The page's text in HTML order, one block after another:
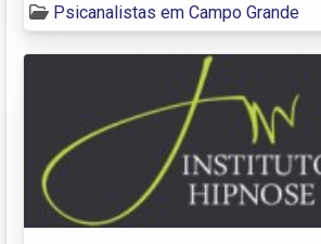
Psicanalistas em Campo Grande